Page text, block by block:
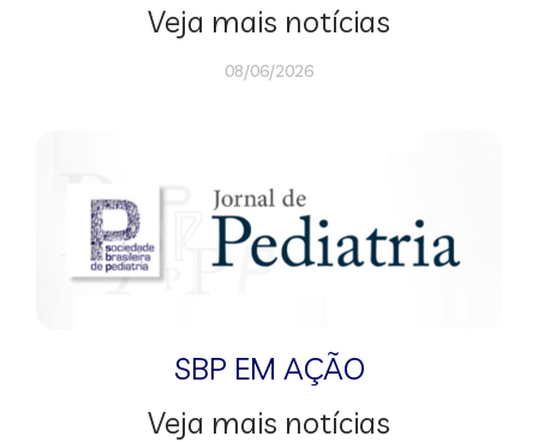
Veja mais notícias
08/06/2026
SBP EM AÇÃO
Veja mais notícias